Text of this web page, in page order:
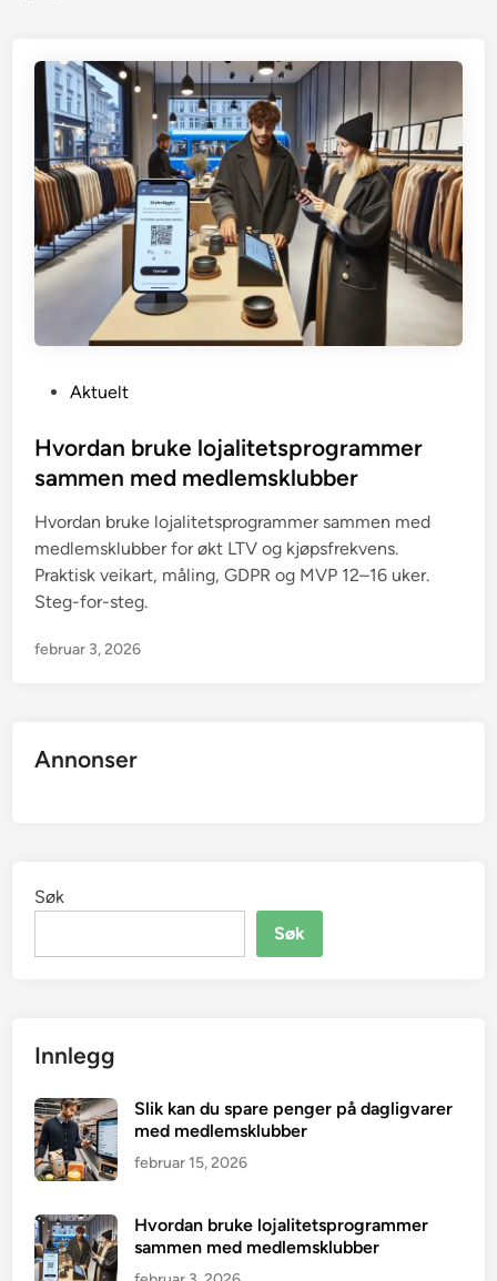
s
t
d
i
n
Aktuelt
Hvordan bruke lojalitetsprogrammer
sammen med medlemsklubber
Hvordan bruke lojalitetsprogrammer sammen med
medlemsklubber for økt LTV og kjøpsfrekvens.
Praktisk veikart, måling, GDPR og MVP 12–16 uker.
Steg-for-steg.
februar 3, 2026
Annonser
Søk
Søk
Innlegg
Slik kan du spare penger på dagligvarer
med medlemsklubber
februar 15, 2026
Hvordan bruke lojalitetsprogrammer
sammen med medlemsklubber